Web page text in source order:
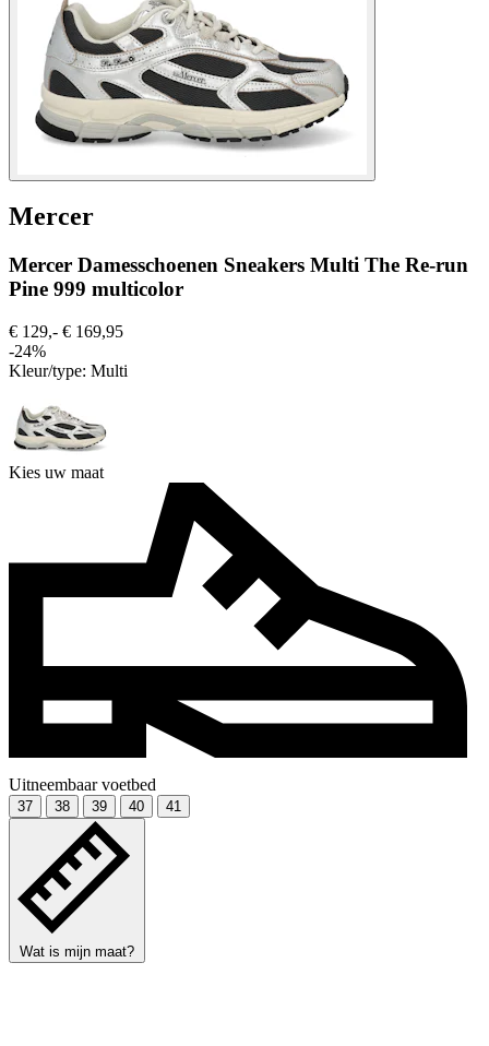
Mercer
Mercer Damesschoenen Sneakers Multi The Re-run
Pine 999 multicolor
€ 129,- € 169,95
-24%
Kleur/type: Multi
Kies uw maat
Uitneembaar voetbed
37 38 39 40 41
Wat is mijn maat?